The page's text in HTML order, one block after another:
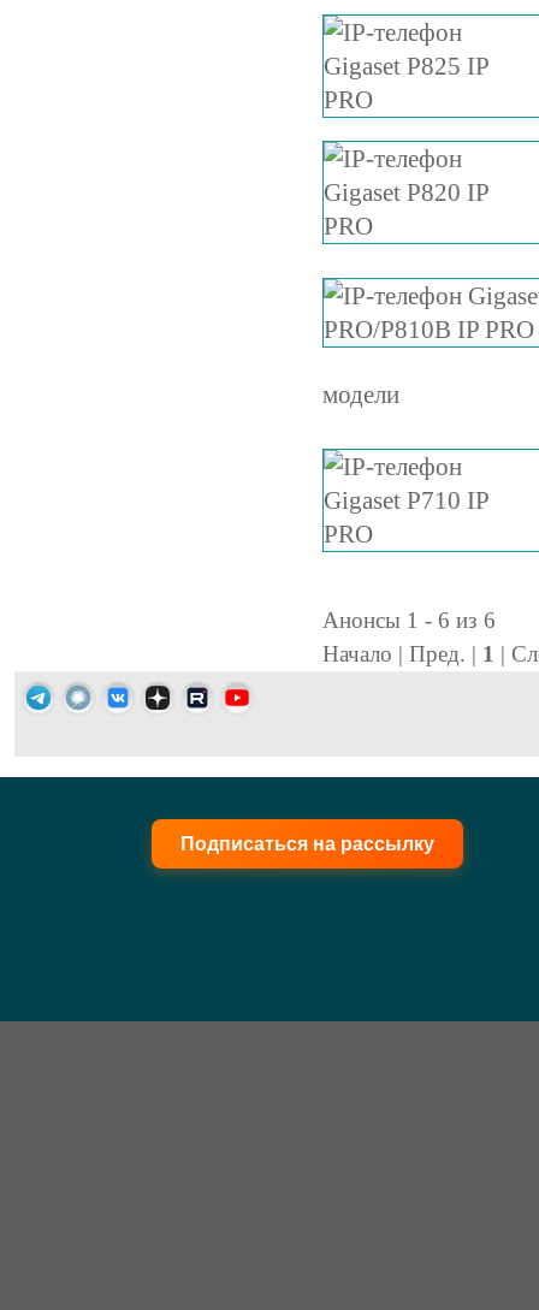
модели
Анонсы 1 - 6 из 6
Начало | Пред. | 1 |
Подписаться на рассылку